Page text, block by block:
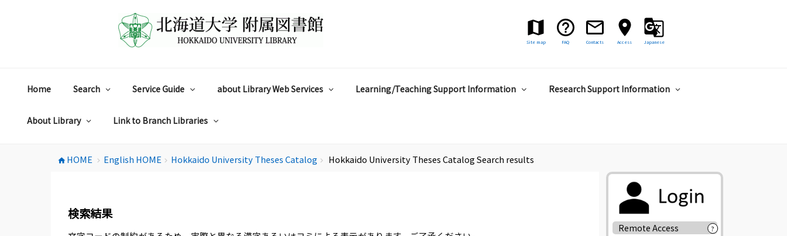
Site map FAQ Contacts Access Japanese
Home Search Service Guide about Library Web Services Learning/Teaching Support Information Research Support Information
About Library Link to Branch Libraries
home HOME chevron_right English HOME chevron_right Hokkaido University Theses Catalog chevron_right Hokkaido University Theses Catalog Search results
検索結果
Remote Access ?